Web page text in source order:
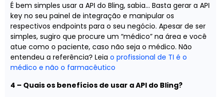
É bem simples usar a API do Bling, sabia… Basta gerar a API
key no seu painel de integração e manipular os
respectivos endpoints para o seu negócio. Apesar de ser
simples, sugiro que procure um “médico” na área e você
atue como o paciente, caso não seja o médico. Não
entendeu a referência? Leia o profissional de TI é o
médico e não o farmacêutico
4 – Quais os benefícios de usar a API do Bling?